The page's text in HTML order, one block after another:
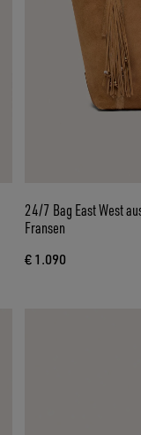
24/7 Bag East West
Fransen
€ 1.090